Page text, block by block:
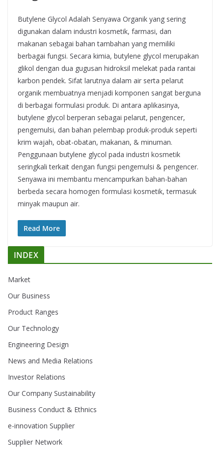
Butylene Glycol Adalah Senyawa Organik yang sering
digunakan dalam industri kosmetik, farmasi, dan
makanan sebagai bahan tambahan yang memiliki
berbagai fungsi. Secara kimia, butylene glycol merupakan
glikol dengan dua gugusan hidroksil melekat pada rantai
karbon pendek. Sifat larutnya dalam air serta pelarut
organik membuatnya menjadi komponen sangat berguna
di berbagai formulasi produk. Di antara aplikasinya,
butylene glycol berperan sebagai pelarut, pengencer,
pengemulsi, dan bahan pelembap produk-produk seperti
krim wajah, obat-obatan, makanan, & minuman.
Penggunaan butylene glycol pada industri kosmetik
seringkali terkait dengan fungsi pengemulsi & pengencer.
Senyawa ini membantu mencampurkan bahan-bahan
berbeda secara homogen formulasi kosmetik, termasuk
minyak maupun air.
Read More
INDEX
Market
Our Business
Product Ranges
Our Technology
Engineering Design
News and Media Relations
Investor Relations
Our Company Sustainability
Business Conduct & Ethnics
e-innovation Supplier
Supplier Network